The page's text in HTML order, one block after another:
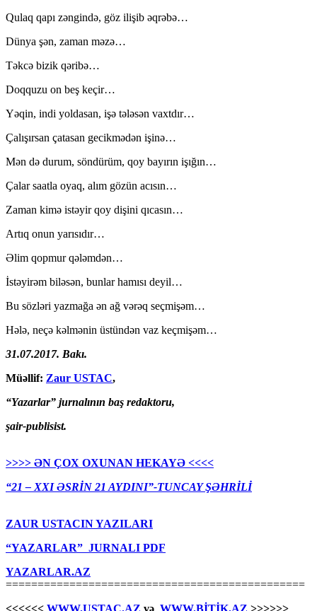
Qulaq qapı zəngində, göz ilişib əqrəbə…
Dünya şən, zaman məzə…
Təkcə bizik qəribə…
Doqquzu on beş keçir…
Yəqin, indi yoldasan, işə tələsən vaxtdır…
Çalışırsan çatasan gecikmədən işinə…
Mən də durum, söndürüm, qoy bayırın işığın…
Çalar saatla oyaq, alım gözün acısın…
Zaman kimə istəyir qoy dişini qıcasın…
Artıq onun yarısıdır…
Əlim qopmur qələmdən…
İstəyirəm biləsən, bunlar hamısı deyil…
Bu sözləri yazmağa ən ağ vərəq seçmişəm…
Hələ, neçə kəlmənin üstündən vaz keçmişəm…
31.07.2017. Bakı.
Müəllif: Zaur USTAC,
“Yazarlar” jurnalının baş redaktoru,
şair-publisist.
>>>> ƏN ÇOX OXUNAN HEKAYƏ <<<<
“21 – XXI ƏSRİN 21 AYDINI”-TUNCAY ŞƏHRİLİ
ZAUR USTACIN YAZILARI
“YAZARLAR” JURNALI PDF
YAZARLAR.AZ
===============================================
<<<<<< WWW.USTAC.AZ və WWW.BİTİK.AZ >>>>>>